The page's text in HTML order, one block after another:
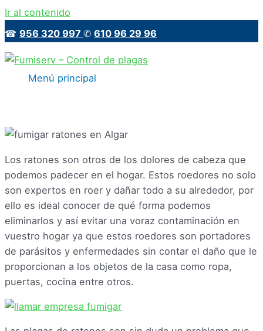
Ir al contenido
☎ 956 320 997 ✆ 610 96 29 96
Menú principal
Los ratones son otros de los dolores de cabeza que
podemos padecer en el hogar. Estos roedores no solo
son expertos en roer y dañar todo a su alrededor, por
ello es ideal conocer de qué forma podemos
eliminarlos y así evitar una voraz contaminación en
vuestro hogar ya que estos roedores son portadores
de parásitos y enfermedades sin contar el daño que le
proporcionan a los objetos de la casa como ropa,
puertas, cocina entre otros.